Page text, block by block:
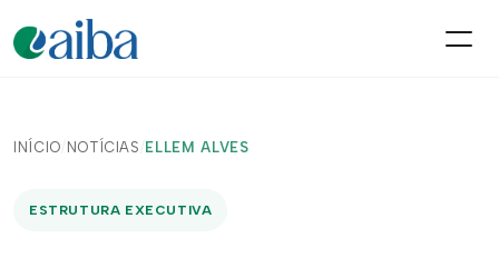
INÍCIO/ NOTÍCIAS / ELLEM ALVES
ESTRUTURA EXECUTIVA